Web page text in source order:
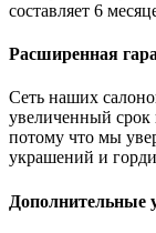
составляет 6
Расширенная
Сеть наших
увеличенный срок
потому что мы
украшений и
Дополнительные